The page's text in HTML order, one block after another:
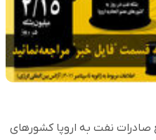
نفت به اروپا کشورهای